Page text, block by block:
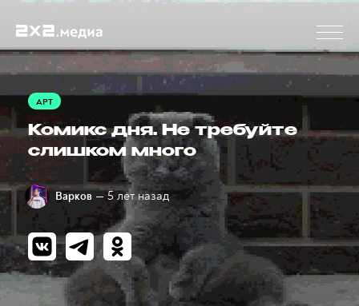
АРТ
Комикс дня. Не требуйте
слишком много
Варков — 5 лет назад